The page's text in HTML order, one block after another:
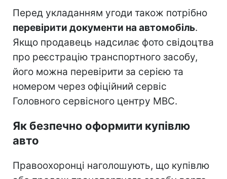
Перед укладанням угоди також потрібно
перевірити документи на автомобіль.
Якщо продавець надсилає фото свідоцтва
про реєстрацію транспортного засобу,
його можна перевірити за серією та
номером через офіційний сервіс
Головного сервісного центру МВС.
Як безпечно оформити купівлю
авто
Правоохоронці наголошують, що купівлю